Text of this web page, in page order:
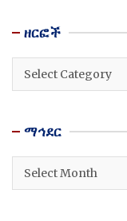
ዘርፎች
ዘርፎች
ማኅደር
ማኅደር